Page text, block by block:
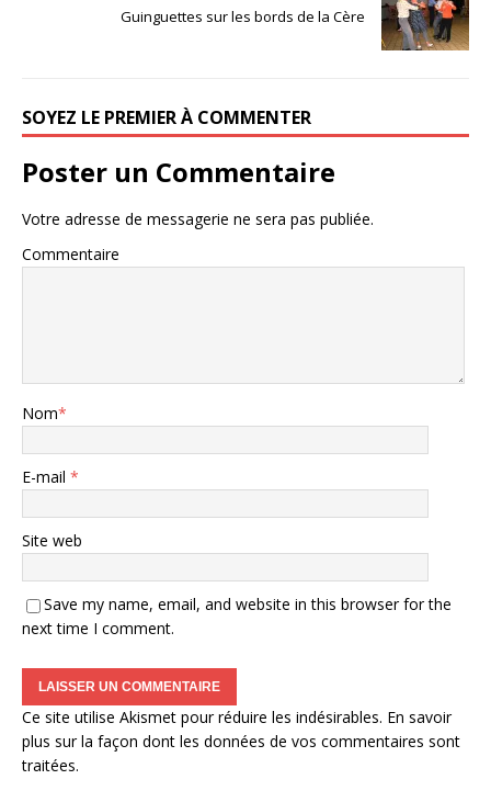
Guinguettes sur les bords de la Cère
SOYEZ LE PREMIER À COMMENTER
Poster un Commentaire
Votre adresse de messagerie ne sera pas publiée.
Commentaire
Nom*
E-mail *
Site web
Save my name, email, and website in this browser for the
next time I comment.
Ce site utilise Akismet pour réduire les indésirables. En savoir
plus sur la façon dont les données de vos commentaires sont
traitées.